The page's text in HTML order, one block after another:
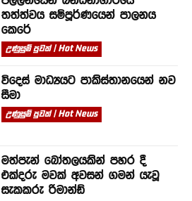
තත්ත්වය සම්පූර්ණයෙන් පාලනය
කෙරේ
උණුසුම් පුවත් | Hot News
විදෙස් මාධ්‍යයට පාකිස්තානයෙන් නව
සීමා
උණුසුම් පුවත් | Hot News
මත්පැන් බෝතලයකින් පහර දී
එක්දරු මවක් අවසන් ගමන් යැවූ
සැකකරු රිමාන්ඩ්